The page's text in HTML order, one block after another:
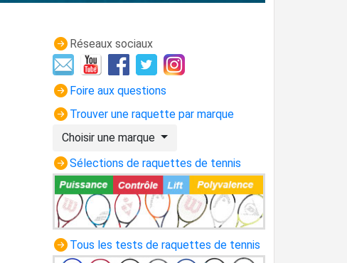
Réseaux sociaux
Foire aux questions
Trouver une raquette par marque
Choisir une marque
Sélections de raquettes de tennis
Tous les tests de raquettes de tennis